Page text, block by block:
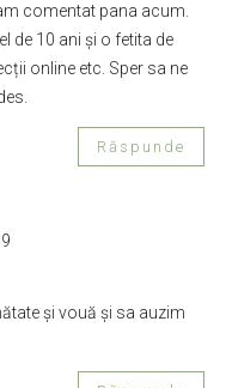
comentat pana acum.
de 10 ani și o fetita de
online etc. Sper sa ne
Răspunde
și vouă și sa auzim